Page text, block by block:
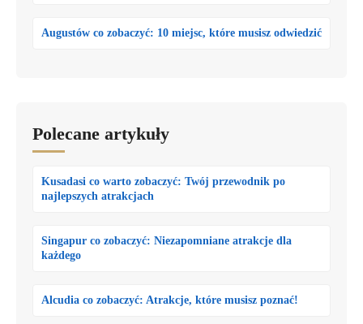
Augustów co zobaczyć: 10 miejsc, które musisz odwiedzić
Polecane artykuły
Kusadasi co warto zobaczyć: Twój przewodnik po
najlepszych atrakcjach
Singapur co zobaczyć: Niezapomniane atrakcje dla
każdego
Alcudia co zobaczyć: Atrakcje, które musisz poznać!